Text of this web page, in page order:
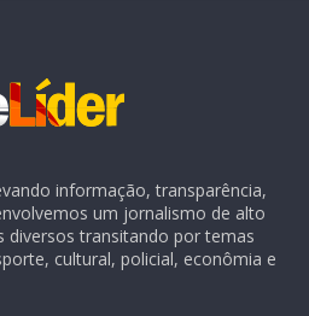
informação, transparência,
um jornalismo de alto
transitando por temas
cultural, policial, econômia e